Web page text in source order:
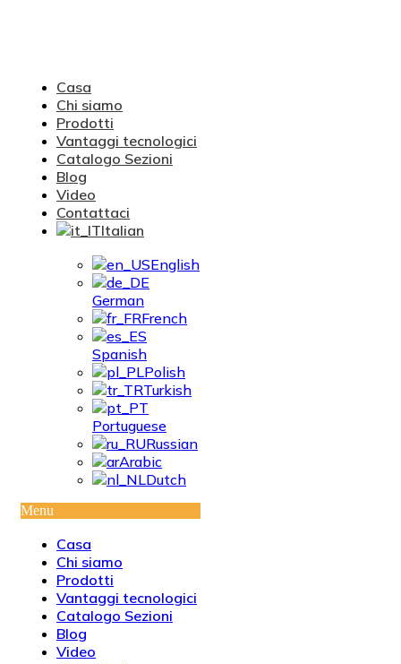
Casa
Chi siamo
Prodotti
Vantaggi tecnologici
Catalogo Sezioni
Blog
Video
Contattaci
Italian
English
German
French
Spanish
Polish
Turkish
Portuguese
Russian
Arabic
Dutch
Menu
Casa
Chi siamo
Prodotti
Vantaggi tecnologici
Catalogo Sezioni
Blog
Video